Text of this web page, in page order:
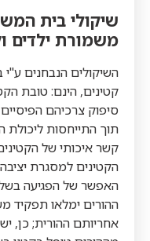
שיקולי בית
משמורת ילדים
השיקולים הנבחנים
קטינים, הינם: טובת
סיפוק צרכיהם
תוך התייחסות ליכולת
קשר איכותי של
הקטינים למסגרת
האפשר של הפגיעה בשל
ההורים ימלאו תפקיד
אחריותם ההורית; כן,